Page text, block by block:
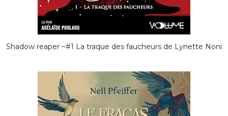
Shadow reaper ~#1 La traque des faucheurs de Lynette Noni